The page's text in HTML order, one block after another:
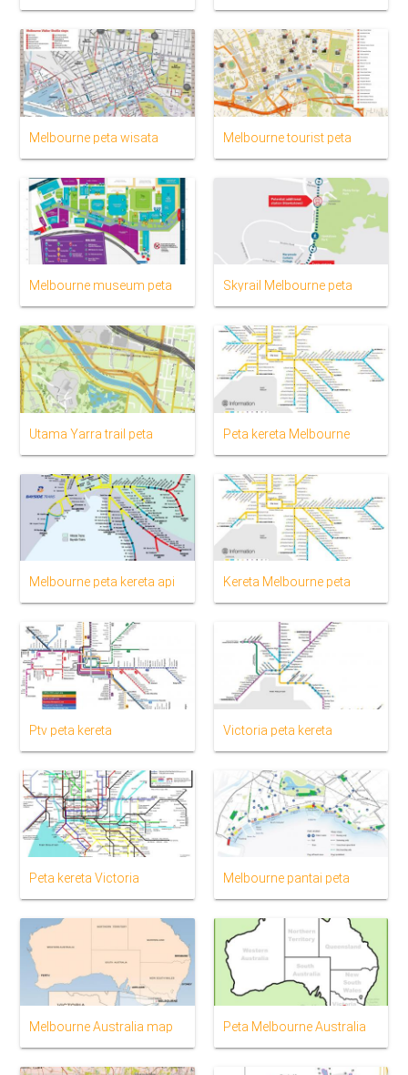
Melbourne peta wisata Melbourne tourist peta
Melbourne museum peta Skyrail Melbourne peta
Utama Yarra trail peta Peta kereta Melbourne
Melbourne peta kereta api Kereta Melbourne peta
Ptv peta kereta Victoria peta kereta
Peta kereta Victoria Melbourne pantai peta
Melbourne Australia map Peta Melbourne Australia